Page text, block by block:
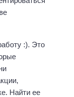
:). Это
Найти ее